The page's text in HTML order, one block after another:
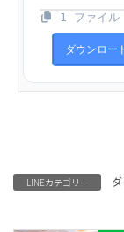
1 ファイル
ダウンロー
LINEカテゴリー